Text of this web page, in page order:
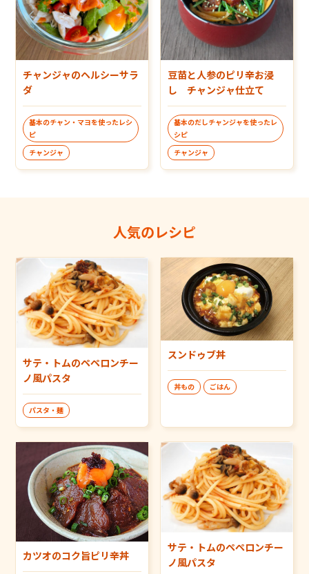
チャンジャのヘルシーサラ
ダ
基本のチャン・マヨを使ったレシ
ピ
チャンジャ
豆苗と人参のピリ辛お浸
し チャンジャ仕立て
基本のだしチャンジャを使ったレ
シピ
チャンジャ
人気のレシピ
サテ・トムのペペロンチー
ノ風パスタ
パスタ・麺
スンドゥブ丼
丼もの ごはん
カツオのコク旨ピリ辛丼
サテ・トムのペペロンチー
ノ風パスタ